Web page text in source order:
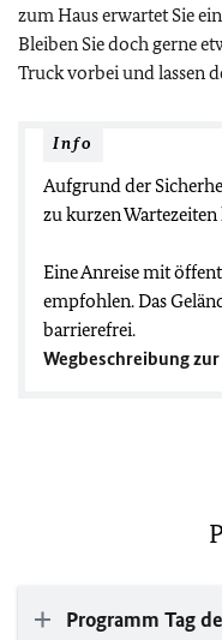
zum Haus erwartet Sie
Bleiben Sie doch gerne
Truck vorbei und lassen
Info
Aufgrund der
zu kurzen
Eine Anreise mit
empfohlen. Das
barrierefrei.
Wegbeschreibung
Programm Tag